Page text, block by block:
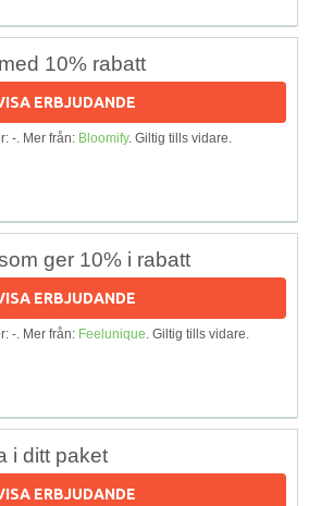
10% rabatt
ERBJUDANDE
-. Mer från: Bloomify. Giltig tills vidare.
ger 10% i rabatt
ERBJUDANDE
-. Mer från: Feelunique. Giltig tills vidare.
i ditt paket
ERBJUDANDE